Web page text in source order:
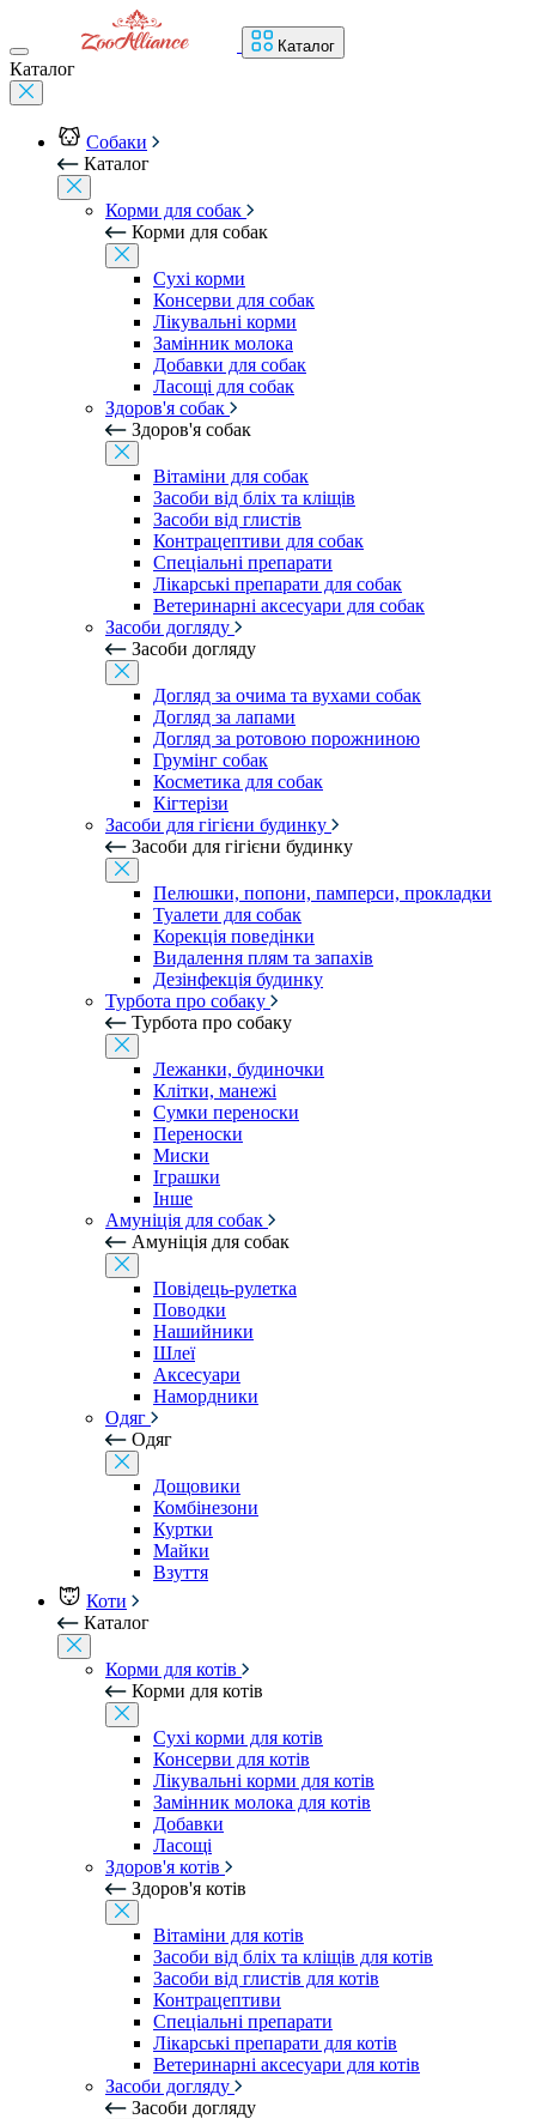
Каталог
Каталог
Собаки
Каталог
Корми для собак
Корми для собак
Сухі корми
Консерви для собак
Лікувальні корми
Замінник молока
Добавки для собак
Ласощі для собак
Здоров'я собак
Здоров'я собак
Вітаміни для собак
Засоби від бліх та кліщів
Засоби від глистів
Контрацептиви для собак
Спеціальні препарати
Лікарські препарати для собак
Ветеринарні аксесуари для собак
Засоби догляду
Засоби догляду
Догляд за очима та вухами собак
Догляд за лапами
Догляд за ротовою порожниною
Грумінг собак
Косметика для собак
Кігтерізи
Засоби для гігієни будинку
Засоби для гігієни будинку
Пелюшки, попони, памперси, прокладки
Туалети для собак
Корекція поведінки
Видалення плям та запахів
Дезінфекція будинку
Турбота про собаку
Турбота про собаку
Лежанки, будиночки
Клітки, манежі
Сумки переноски
Переноски
Миски
Іграшки
Інше
Амуніція для собак
Амуніція для собак
Повідець-рулетка
Поводки
Нашийники
Шлеї
Аксесуари
Намордники
Одяг
Одяг
Дощовики
Комбінезони
Куртки
Майки
Взуття
Коти
Каталог
Корми для котів
Корми для котів
Сухі корми для котів
Консерви для котів
Лікувальні корми для котів
Замінник молока для котів
Добавки
Ласощі
Здоров'я котів
Здоров'я котів
Вітаміни для котів
Засоби від бліх та кліщів для котів
Засоби від глистів для котів
Контрацептиви
Спеціальні препарати
Лікарські препарати для котів
Ветеринарні аксесуари для котів
Засоби догляду
Засоби догляду